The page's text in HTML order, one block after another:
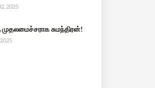
2025
சுமந்திரன்!